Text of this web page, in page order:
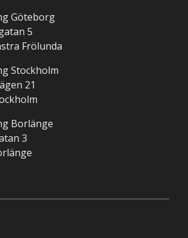
Göteborg
5
Frölunda
Stockholm
21
Borlänge
3